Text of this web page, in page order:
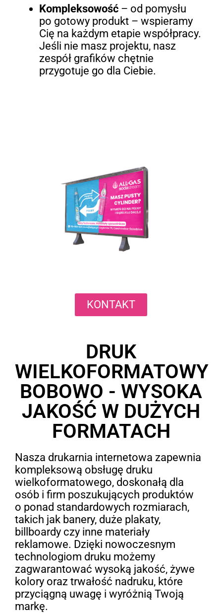
Kompleksowość– od pomysłu
po gotowy produkt – wspieramy
Cię na każdym etapie współpracy.
Jeśli nie masz projektu, nasz
zespół grafików chętnie
przygotuje go dla Ciebie.
DRUK
WIELKOFORMATOWY
BOBOWO - WYSOKA
JAKOŚĆ W DUŻYCH
FORMATACH
Nasza drukarnia internetowa zapewnia
kompleksową obsługę druku
wielkoformatowego, doskonałą dla
osób i firm poszukujących produktów
o ponad standardowych rozmiarach,
takich jak banery, duże plakaty,
billboardy czy inne materiały
reklamowe. Dzięki nowoczesnym
technologiom druku możemy
zagwarantować wysoką jakość, żywe
kolory oraz trwałość nadruku, które
przyciągną uwagę i wyróżnią Twoją
markę.
KONTAKT